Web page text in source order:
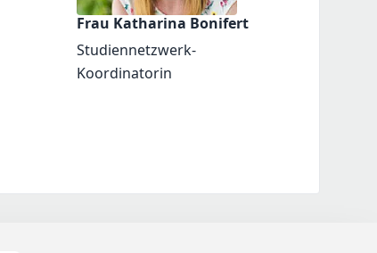
Frau Katharina Bonifert
Studiennetzwerk-
Koordinatorin